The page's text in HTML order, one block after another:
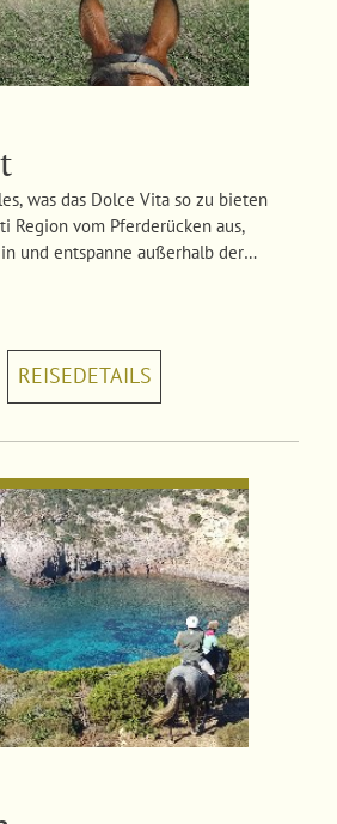
was das Dolce Vita so zu bieten
Region vom Pferderücken aus,
und entspanne außerhalb der
REISEDETAILS